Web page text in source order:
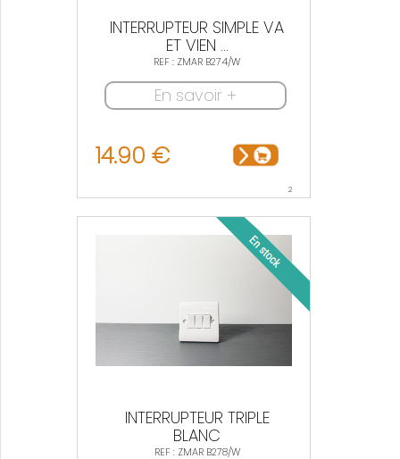
INTERRUPTEUR SIMPLE VA
ET VIEN ...
REF : ZMAR B274/W
En savoir +
14.90 €
2
INTERRUPTEUR TRIPLE
BLANC
REF : ZMAR B278/W